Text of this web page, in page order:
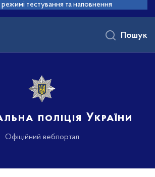
тестування та наповнення
поліція України
Офіційний вебпортал
Пошук